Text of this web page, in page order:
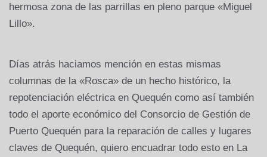
hermosa zona de las parrillas en pleno parque «Miguel
Lillo».
Días atrás haciamos mención en estas mismas
columnas de la «Rosca» de un hecho histórico, la
repotenciación eléctrica en Quequén como así también
todo el aporte económico del Consorcio de Gestión de
Puerto Quequén para la reparación de calles y lugares
claves de Quequén, quiero encuadrar todo esto en La